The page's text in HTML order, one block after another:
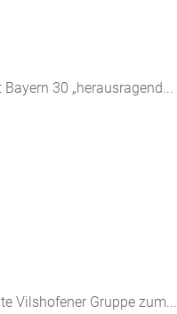
30 „herausragend...
Vilshofener Gruppe zum...